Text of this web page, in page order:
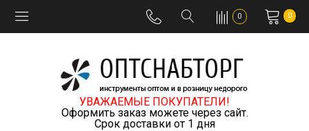
0 0
УВАЖАЕМЫЕ ПОКУПАТЕЛИ!
Оформить заказ можете через сайт.
Срок доставки от 1 дня